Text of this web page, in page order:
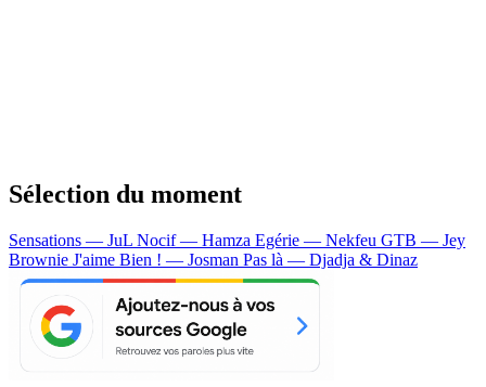
Sélection du moment
Sensations — JuL Nocif — Hamza Egérie — Nekfeu GTB — Jey
Brownie J'aime Bien ! — Josman Pas là — Djadja & Dinaz